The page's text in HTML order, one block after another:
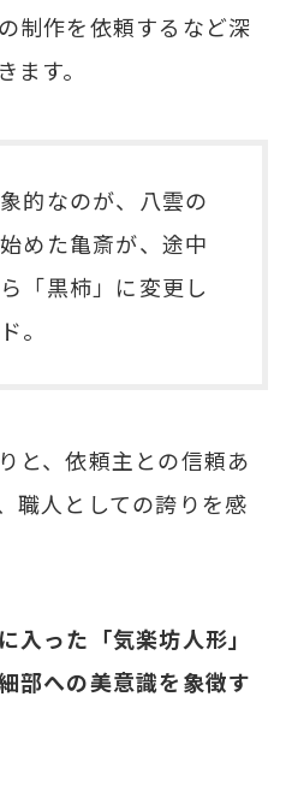
制作を依頼するなど深
す。
的なのが、八雲の
めた亀斎が、途中
「黒柿」に変更し
。
と、依頼主との信頼あ
職人としての誇りを感
入った「気楽坊人形」
部への美意識を象徴す